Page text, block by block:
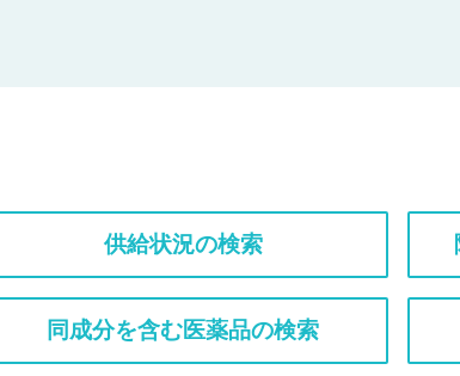
供給状況の検索
同成分を含む医薬品の検索